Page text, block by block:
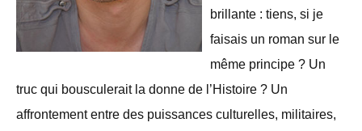
brillante : tiens, si je
faisais un roman sur le
même principe ? Un
truc qui bousculerait la donne de l’Histoire ? Un
affrontement entre des puissances culturelles, militaires,